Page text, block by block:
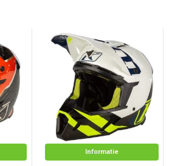
Informatie